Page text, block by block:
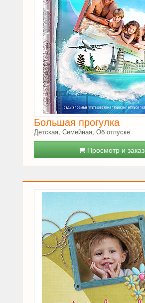
Большая прогулка
Детская, Семейная, Об отпуске
Просмотр и заказ